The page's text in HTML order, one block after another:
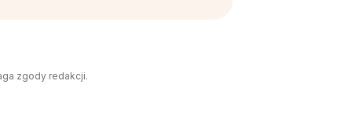
zgody redakcji.